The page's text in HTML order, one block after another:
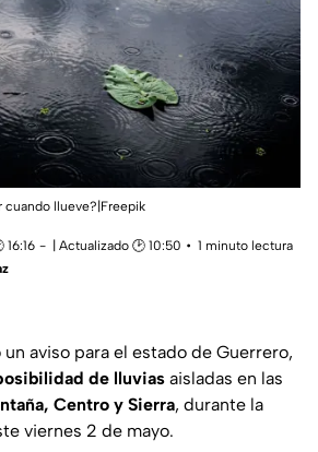
cuando llueve?|Freepik
| Actualizado 🕑 10:50
1 minuto lectura
aviso para el estado de Guerrero,
de lluvias aisladas en las
Centro y Sierra, durante la
viernes 2 de mayo.